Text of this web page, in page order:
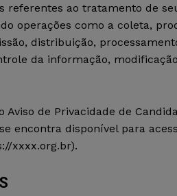
referentes ao tratamento de
operações como a coleta,
distribuição,
da informação,
de Privacidade de
encontra disponível para
xxxx.org.br).